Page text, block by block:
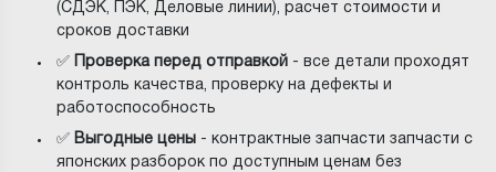
(СДЭК, ПЭК, Деловые линии), расчет стоимости и
сроков доставки
✅ Проверка перед отправкой - все детали проходят
контроль качества, проверку на дефекты и
работоспособность
✅ Выгодные цены - контрактные запчасти запчасти с
японских разборок по доступным ценам без